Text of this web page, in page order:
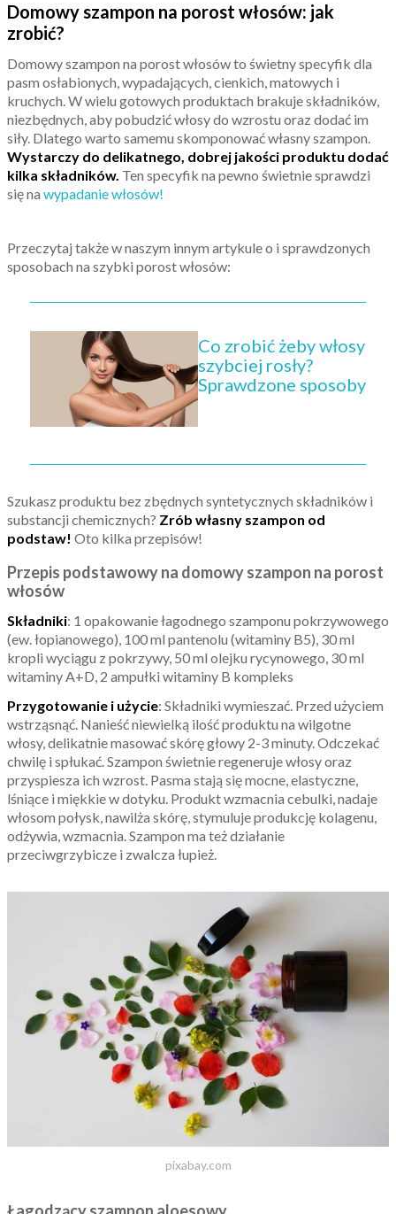
Domowy szampon na porost włosów: jak
zrobić?
Domowy szampon na porost włosów to świetny specyfik dla
pasm osłabionych, wypadających, cienkich, matowych i
kruchych. W wielu gotowych produktach brakuje składników,
niezbędnych, aby pobudzić włosy do wzrostu oraz dodać im
siły. Dlatego warto samemu skomponować własny szampon.
Wystarczy do delikatnego, dobrej jakości produktu dodać
kilka składników. Ten specyfik na pewno świetnie sprawdzi
się na wypadanie włosów!
Przeczytaj także w naszym innym artykule o i sprawdzonych
sposobach na szybki porost włosów:
Co zrobić żeby włosy
szybciej rosły?
Sprawdzone sposoby
Szukasz produktu bez zbędnych syntetycznych składników i
substancji chemicznych? Zrób własny szampon od
podstaw! Oto kilka przepisów!
Przepis podstawowy na domowy szampon na porost
włosów
Składniki: 1 opakowanie łagodnego szamponu pokrzywowego
(ew. łopianowego), 100 ml pantenolu (witaminy B5), 30 ml
kropli wyciągu z pokrzywy, 50 ml olejku rycynowego, 30 ml
witaminy A+D, 2 ampułki witaminy B kompleks
Przygotowanie i użycie: Składniki wymieszać. Przed użyciem
wstrząsnąć. Nanieść niewielką ilość produktu na wilgotne
włosy, delikatnie masować skórę głowy 2-3 minuty. Odczekać
chwilę i spłukać. Szampon świetnie regeneruje włosy oraz
przyspiesza ich wzrost. Pasma stają się mocne, elastyczne,
lśniące i miękkie w dotyku. Produkt wzmacnia cebulki, nadaje
włosom połysk, nawilża skórę, stymuluje produkcję kolagenu,
odżywia, wzmacnia. Szampon ma też działanie
przeciwgrzybicze i zwalcza łupież.
pixabay.com